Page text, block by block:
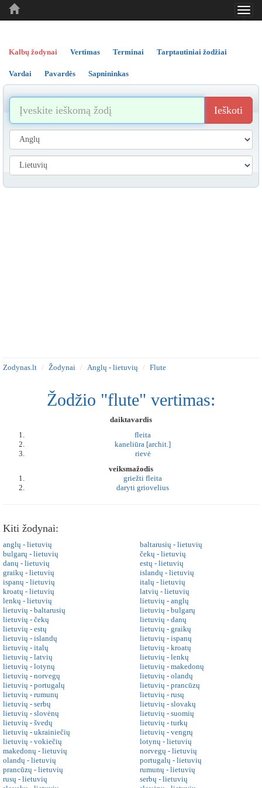
..
..
Kalbų žodynai Vertimas Terminai Tarptautiniai žodžiai
Vardai Pavardės Sapnininkas
Ieškoti
Zodynas.lt Žodynai Anglų - lietuvių Flute
Žodžio "flute" vertimas:
daiktavardis
fleita
kaneliūra [archit.]
rievė
veiksmažodis
griežti fleita
daryti griovelius
Kiti žodynai:
anglų - lietuvių
baltarusių - lietuvių
bulgarų - lietuvių
čekų - lietuvių
danų - lietuvių
estų - lietuvių
graikų - lietuvių
islandų - lietuvių
ispanų - lietuvių
italų - lietuvių
kroatų - lietuvių
latvių - lietuvių
lenkų - lietuvių
lietuvių - anglų
lietuvių - baltarusių
lietuvių - bulgarų
lietuvių - čekų
lietuvių - danų
lietuvių - estų
lietuvių - graikų
lietuvių - islandų
lietuvių - ispanų
lietuvių - italų
lietuvių - kroatų
lietuvių - latvių
lietuvių - lenkų
lietuvių - lotynų
lietuvių - makedonų
lietuvių - norvegų
lietuvių - olandų
lietuvių - portugalų
lietuvių - prancūzų
lietuvių - rumunų
lietuvių - rusų
lietuvių - serbų
lietuvių - slovakų
lietuvių - slovėnų
lietuvių - suomių
lietuvių - švedų
lietuvių - turkų
lietuvių - ukrainiečių
lietuvių - vengrų
lietuvių - vokiečių
lotynų - lietuvių
makedonų - lietuvių
norvegų - lietuvių
olandų - lietuvių
portugalų - lietuvių
prancūzų - lietuvių
rumunų - lietuvių
rusų - lietuvių
serbų - lietuvių